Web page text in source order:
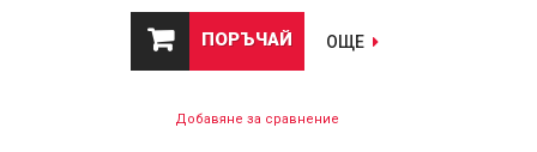
ПОРЪЧАЙ ОЩЕ
Добавяне за сравнение